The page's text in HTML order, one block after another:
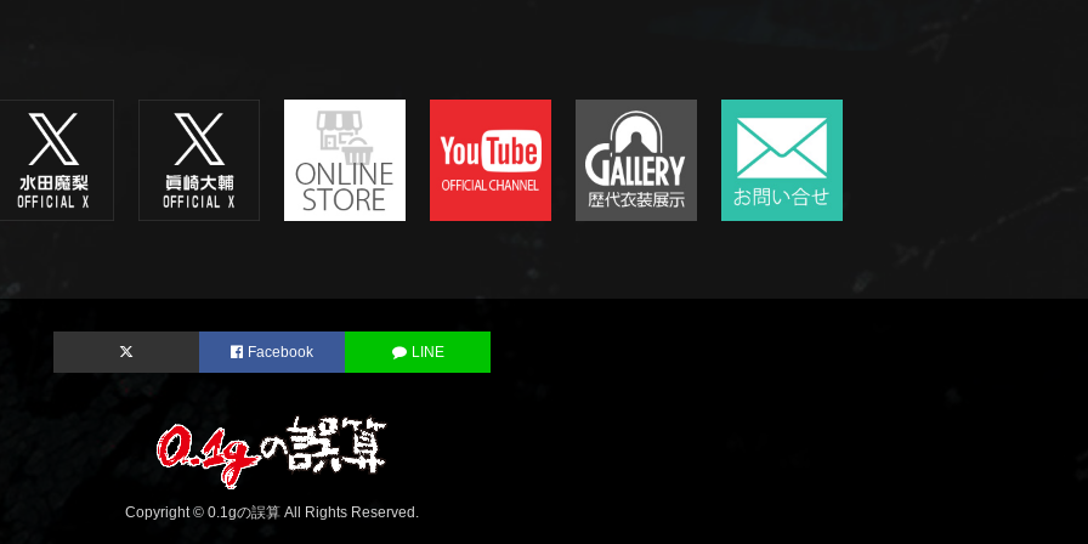
Facebook LINE
Copyright © 0.1gの誤算 All Rights Reserved.